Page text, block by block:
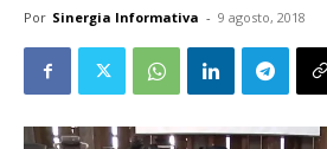
Por Sinergia Informativa - 9 agosto, 2018